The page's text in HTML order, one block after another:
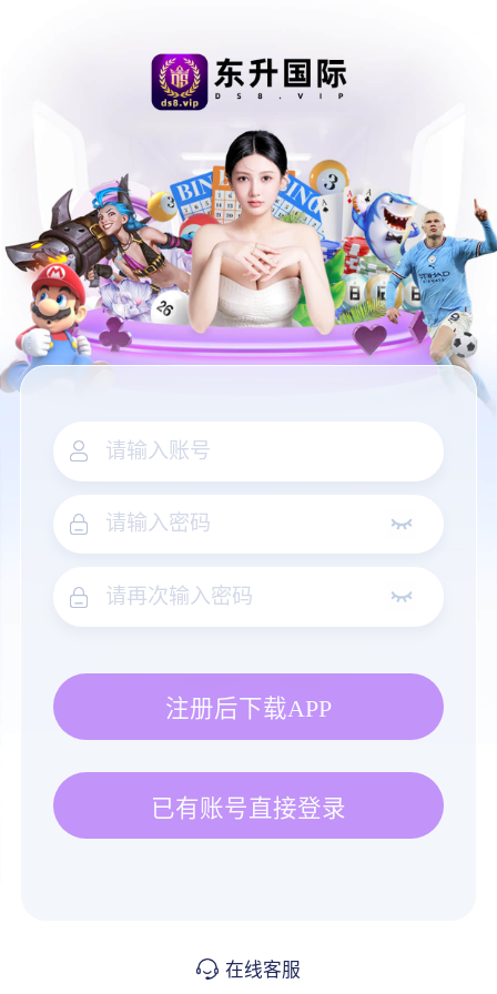
注册后下载APP
已有账号直接登录
在线客服